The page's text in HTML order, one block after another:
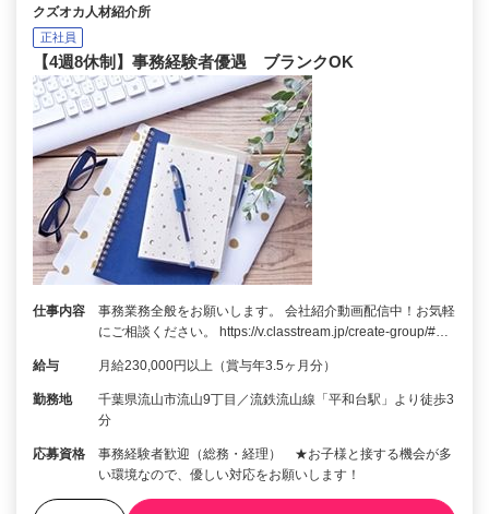
クズオカ人材紹介所
正社員
【4週8休制】事務経験者優遇 ブランクOK
仕事内容
事務業務全般をお願いします。 会社紹介動画配信中！お気軽
にご相談ください。 https://v.classtream.jp/create-group/#…
給与 月給230,000円以上（賞与年3.5ヶ月分）
勤務地
千葉県流山市流山9丁目／流鉄流山線「平和台駅」より徒歩3
分
応募資格
事務経験者歓迎（総務・経理） ★お子様と接する機会が多
い環境なので、優しい対応をお願いします！